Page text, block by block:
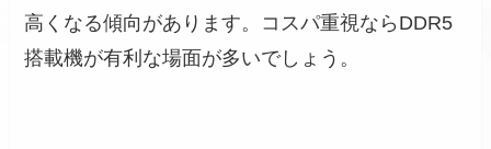
高くなる傾向があります。コスパ重視ならDDR5
搭載機が有利な場面が多いでしょう。